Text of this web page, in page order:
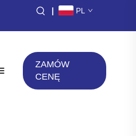
PL
ZAMÓW
CENĘ